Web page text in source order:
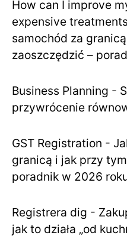
How can I improve
expensive treatments
samochód za
zaoszczędzić –
Business Planning -
przywrócenie
GST Registration -
granicą i jak przy
poradnik w 2026
Registrera dig -
jak to działa „od